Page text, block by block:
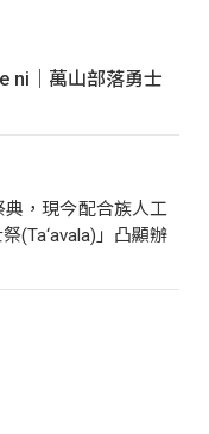
ni｜萬山部落勇士
，現今配合族人工
(Ta‘avala)」凸顯辦